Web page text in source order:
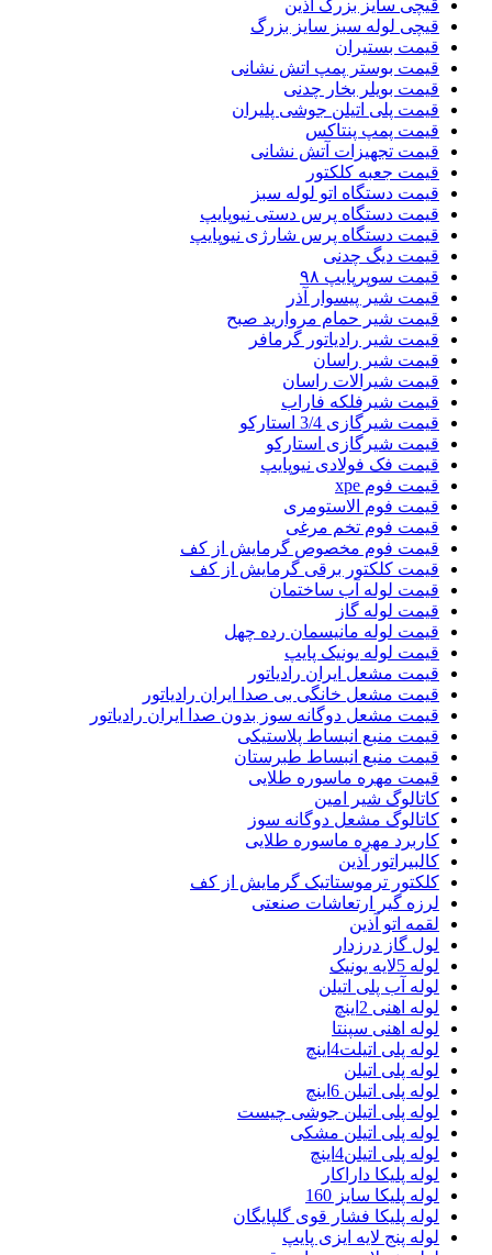
قیچی سایز بزرگ آذین
قیچی لوله سبز سایز بزرگ
قیمت بستیران
قیمت بوستر پمپ اتش نشانی
قیمت بویلر بخار چدنی
قیمت پلی اتیلن جوشی پلیران
قیمت پمپ پنتاکس
قیمت تجهیزات آتش نشانی
قیمت جعبه کلکتور
قیمت دستگاه اتو لوله سبز
قیمت دستگاه پرس دستی نیوپایپ
قیمت دستگاه پرس شارژی نیوپایپ
قیمت دیگ چدنی
قیمت سوپرپایپ ۹۸
قیمت شیر پیسوار آذر
قیمت شیر حمام مروارید صبح
قیمت شیر رادیاتور گرمافر
قیمت شیر راسان
قیمت شیرالات راسان
قیمت شیرفلکه فاراب
قیمت شیرگازی 3/4 استارکو
قیمت شیرگازی استارکو
قیمت فک فولادی نیوپایپ
قیمت فوم xpe
قیمت فوم الاستومری
قیمت فوم تخم مرغی
قیمت فوم مخصوص گرمایش از کف
قیمت کلکتور برقی گرمایش از کف
قیمت لوله آب ساختمان
قیمت لوله گاز
قیمت لوله مانیسمان رده چهل
قیمت لوله یونیک پایپ
قیمت مشعل ایران رادیاتور
قیمت مشعل خانگی بی صدا ایران رادیاتور
قیمت مشعل دوگانه سوز بدون صدا ایران رادیاتور
قیمت منبع انبساط پلاستیکی
قیمت منبع انبساط طبرستان
قیمت مهره ماسوره طلایی
کاتالوگ شیر امین
کاتالوگ مشعل دوگانه سوز
کاربرد مهره ماسوره طلایی
کالبیراتور آذین
کلکتور ترموستاتیک گرمایش از کف
لرزه گیر ارتعاشات صنعتی
لقمه اتو آذین
لول گاز درزدار
لوله 5لایه یونیک
لوله آب پلی اتیلن
لوله اهنی 2اینچ
لوله اهنی سپنتا
لوله پلی اتیلت4اینچ
لوله پلی اتیلن
لوله پلی اتیلن 6اینچ
لوله پلی اتیلن جوشی چیست
لوله پلی اتیلن مشکی
لوله پلی اتیلن4اینچ
لوله پلیکا داراکار
لوله پلیکا سایز 160
لوله پلیکا فشار قوی گلپایگان
لوله پنج لایه ایزی پایپ